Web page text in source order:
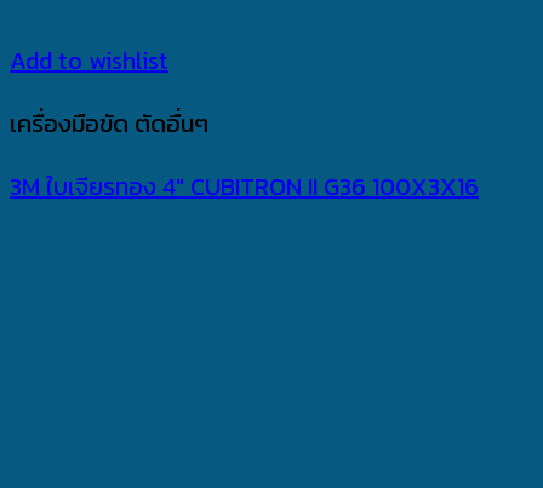
Add to wishlist
เครื่องมือขัด ตัดอื่นๆ
3M ใบเจียรทอง 4″ CUBITRON II G36 100X3X16